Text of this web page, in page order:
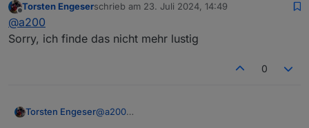
Grasfiken sind seit geraumer Zeit da
Wie bitte? Da fehlt wenigstens ein "
Offline
Torsten Engeserschrieb am 23. Juli 2024, 14:49
zuletzt editiert von
@a200
Sorry, ich finde das nicht mehr lustig
0
Torsten Engeser@a200